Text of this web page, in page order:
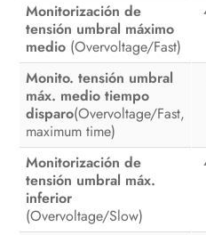
Monitorización de
tensión umbral máximo
medio (Overvoltage/Fast)
Monito. tensión umbral
máx. medio tiempo
disparo(Overvoltage/Fast,
maximum time)
Monitorización de
tensión umbral máx.
inferior
(Overvoltage/Slow)
Información de
Contacto